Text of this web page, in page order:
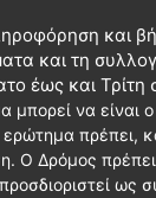
και
και τη
έως και Τρίτη
μπορεί να είναι
πρέπει,
Ο Δρόμος
ως